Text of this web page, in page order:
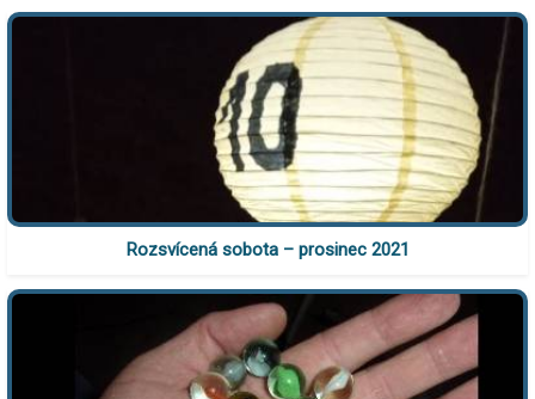
Rozsvícená sobota – prosinec 2021